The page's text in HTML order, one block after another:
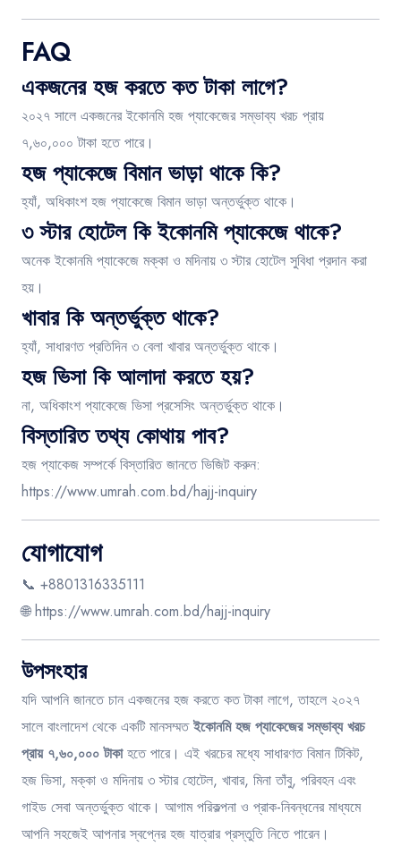
FAQ
একজনের হজ করতে কত টাকা লাগে?
২০২৭ সালে একজনের ইকোনমি হজ প্যাকেজের সম্ভাব্য খরচ প্রায়
৭,৬০,০০০ টাকা হতে পারে।
হজ প্যাকেজে বিমান ভাড়া থাকে কি?
হ্যাঁ, অধিকাংশ হজ প্যাকেজে বিমান ভাড়া অন্তর্ভুক্ত থাকে।
৩ স্টার হোটেল কি ইকোনমি প্যাকেজে থাকে?
অনেক ইকোনমি প্যাকেজে মক্কা ও মদিনায় ৩ স্টার হোটেল সুবিধা প্রদান করা
হয়।
খাবার কি অন্তর্ভুক্ত থাকে?
হ্যাঁ, সাধারণত প্রতিদিন ৩ বেলা খাবার অন্তর্ভুক্ত থাকে।
হজ ভিসা কি আলাদা করতে হয়?
না, অধিকাংশ প্যাকেজে ভিসা প্রসেসিং অন্তর্ভুক্ত থাকে।
বিস্তারিত তথ্য কোথায় পাব?
হজ প্যাকেজ সম্পর্কে বিস্তারিত জানতে ভিজিট করুন:
https://www.umrah.com.bd/hajj-inquiry
যোগাযোগ
📞 +8801316335111
🌐https://www.umrah.com.bd/hajj-inquiry
উপসংহার
যদি আপনি জানতে চান একজনের হজ করতে কত টাকা লাগে, তাহলে ২০২৭
সালে বাংলাদেশ থেকে একটি মানসম্মতইকোনমি হজ প্যাকেজের সম্ভাব্য খরচ
প্রায় ৭,৬০,০০০ টাকাহতে পারে। এই খরচের মধ্যে সাধারণত বিমান টিকিট,
হজ ভিসা, মক্কা ও মদিনায় ৩ স্টার হোটেল, খাবার, মিনা তাঁবু, পরিবহন এবং
গাইড সেবা অন্তর্ভুক্ত থাকে। আগাম পরিকল্পনা ও প্রাক-নিবন্ধনের মাধ্যমে
আপনি সহজেই আপনার স্বপ্নের হজ যাত্রার প্রস্তুতি নিতে পারেন।